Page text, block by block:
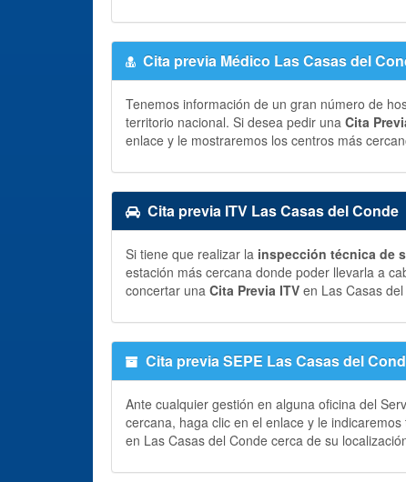
Cita previa Médico Las Casas del
Tenemos información de un gran número de
territorio nacional. Si desea pedir una Cita
enlace y le mostraremos los centros más
Cita previa ITV Las Casas del Conde
Si tiene que realizar la inspección técnica de
estación más cercana donde poder llevarla a
concertar una Cita Previa ITV en Las Casas
Cita previa SEPE Las Casas del
Ante cualquier gestión en alguna oficina del
cercana, haga clic en el enlace y le
en Las Casas del Conde cerca de su